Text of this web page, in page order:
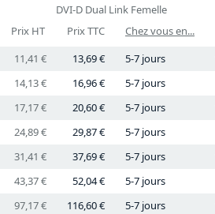
DVI-D Dual Link Femelle
Prix HT Prix TTC Chez vous en...
11,41 € 13,69 € 5-7 jours
14,13 € 16,96 € 5-7 jours
17,17 € 20,60 € 5-7 jours
24,89 € 29,87 € 5-7 jours
31,41 € 37,69 € 5-7 jours
43,37 € 52,04 € 5-7 jours
97,17 € 116,60 € 5-7 jours